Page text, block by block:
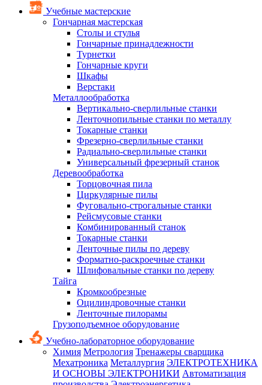
Учебные мастерские
Гончарная мастерская
Столы и стулья
Гончарные принадлежности
Турнетки
Гончарные круги
Шкафы
Верстаки
Металлообработка
Вертикально-сверлильные станки
Ленточнопильные станки по металлу
Токарные станки
Фрезерно-сверлильные станки
Радиально-сверлильные станки
Универсальный фрезерный станок
Деревообработка
Торцовочная пила
Циркулярные пилы
Фуговально-строгальные станки
Рейсмусовые станки
Комбинированный станок
Токарные станки
Ленточные пилы по дереву
Форматно-раскроечные станки
Шлифовальные станки по дереву
Тайга
Кромкообрезные
Оцилиндровочные станки
Ленточные пилорамы
Грузоподъемное оборудование
Учебно-лабораторное оборудование
Химия Метрология Тренажеры сварщика
Мехатроника Металлургия ЭЛЕКТРОТЕХНИКА
И ОСНОВЫ ЭЛЕКТРОНИКИ Автоматизация